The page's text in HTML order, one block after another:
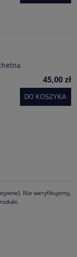
45,00 zł
DO KOSZYKA
Nie weryfikujemy,